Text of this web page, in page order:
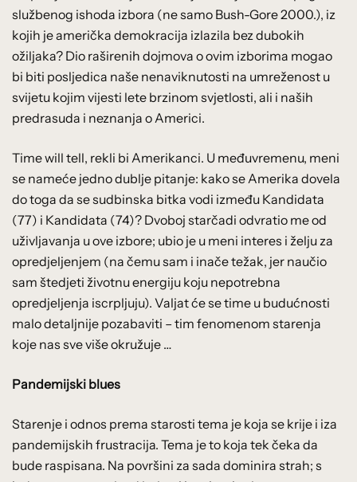
službenog ishoda izbora (ne samo Bush-Gore 2000.), iz
kojih je američka demokracija izlazila bez dubokih
ožiljaka? Dio raširenih dojmova o ovim izborima mogao
bi biti posljedica naše nenaviknutosti na umreženost u
svijetu kojim vijesti lete brzinom svjetlosti, ali i naših
predrasuda i neznanja o Americi.
Time will tell, rekli bi Amerikanci. U međuvremenu, meni
se nameće jedno dublje pitanje: kako se Amerika dovela
do toga da se sudbinska bitka vodi između Kandidata
(77) i Kandidata (74)? Dvoboj starčadi odvratio me od
uživljavanja u ove izbore; ubio je u meni interes i želju za
opredjeljenjem (na čemu sam i inače težak, jer naučio
sam štedjeti životnu energiju koju nepotrebna
opredjeljenja iscrpljuju). Valjat će se time u budućnosti
malo detaljnije pozabaviti – tim fenomenom starenja
koje nas sve više okružuje …
Pandemijski blues
Starenje i odnos prema starosti tema je koja se krije i iza
pandemijskih frustracija. Tema je to koja tek čeka da
bude raspisana. Na površini za sada dominira strah; s